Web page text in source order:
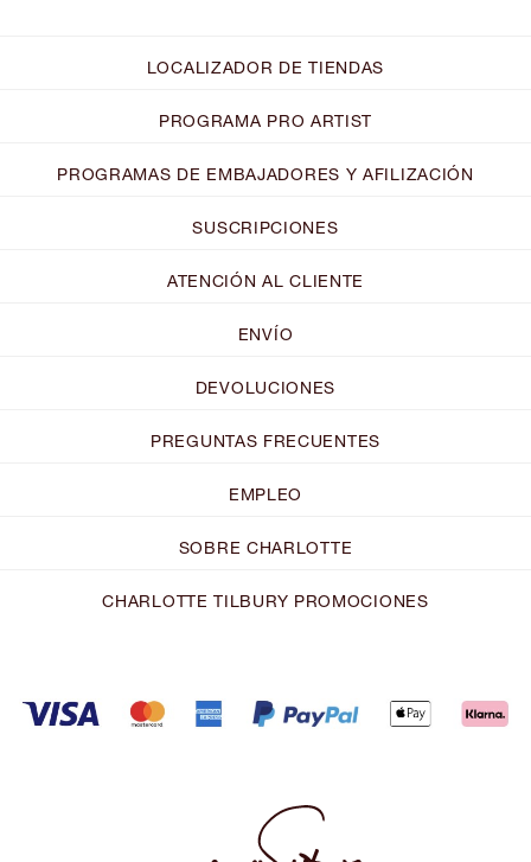
LOCALIZADOR DE TIENDAS
PROGRAMA PRO ARTIST
PROGRAMAS DE EMBAJADORES Y AFILIZACIÓN
SUSCRIPCIONES
ATENCIÓN AL CLIENTE
ENVÍO
DEVOLUCIONES
PREGUNTAS FRECUENTES
EMPLEO
SOBRE CHARLOTTE
CHARLOTTE TILBURY PROMOCIONES